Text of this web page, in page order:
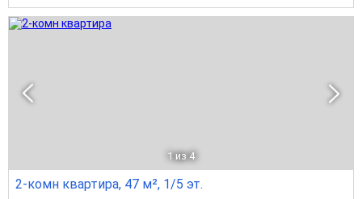
1 из 4
2-комн квартира, 47 м², 1/5 эт.